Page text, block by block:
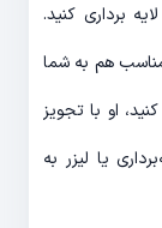
برداری کنید.
هم به شما
او با تجویز
یا لیزر به